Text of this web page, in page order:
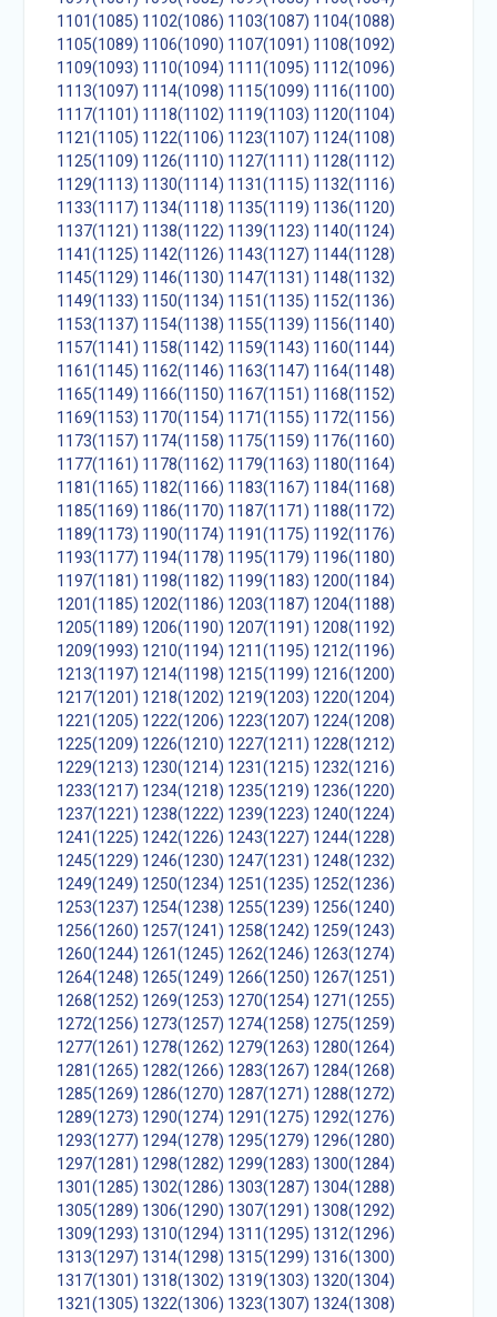
1101(1085) 1102(1086) 1103(1087) 1104(1088)
1105(1089) 1106(1090) 1107(1091) 1108(1092)
1109(1093) 1110(1094) 1111(1095) 1112(1096)
1113(1097) 1114(1098) 1115(1099) 1116(1100)
1117(1101) 1118(1102) 1119(1103) 1120(1104)
1121(1105) 1122(1106) 1123(1107) 1124(1108)
1125(1109) 1126(1110) 1127(1111) 1128(1112)
1129(1113) 1130(1114) 1131(1115) 1132(1116)
1133(1117) 1134(1118) 1135(1119) 1136(1120)
1137(1121) 1138(1122) 1139(1123) 1140(1124)
1141(1125) 1142(1126) 1143(1127) 1144(1128)
1145(1129) 1146(1130) 1147(1131) 1148(1132)
1149(1133) 1150(1134) 1151(1135) 1152(1136)
1153(1137) 1154(1138) 1155(1139) 1156(1140)
1157(1141) 1158(1142) 1159(1143) 1160(1144)
1161(1145) 1162(1146) 1163(1147) 1164(1148)
1165(1149) 1166(1150) 1167(1151) 1168(1152)
1169(1153) 1170(1154) 1171(1155) 1172(1156)
1173(1157) 1174(1158) 1175(1159) 1176(1160)
1177(1161) 1178(1162) 1179(1163) 1180(1164)
1181(1165) 1182(1166) 1183(1167) 1184(1168)
1185(1169) 1186(1170) 1187(1171) 1188(1172)
1189(1173) 1190(1174) 1191(1175) 1192(1176)
1193(1177) 1194(1178) 1195(1179) 1196(1180)
1197(1181) 1198(1182) 1199(1183) 1200(1184)
1201(1185) 1202(1186) 1203(1187) 1204(1188)
1205(1189) 1206(1190) 1207(1191) 1208(1192)
1209(1993) 1210(1194) 1211(1195) 1212(1196)
1213(1197) 1214(1198) 1215(1199) 1216(1200)
1217(1201) 1218(1202) 1219(1203) 1220(1204)
1221(1205) 1222(1206) 1223(1207) 1224(1208)
1225(1209) 1226(1210) 1227(1211) 1228(1212)
1229(1213) 1230(1214) 1231(1215) 1232(1216)
1233(1217) 1234(1218) 1235(1219) 1236(1220)
1237(1221) 1238(1222) 1239(1223) 1240(1224)
1241(1225) 1242(1226) 1243(1227) 1244(1228)
1245(1229) 1246(1230) 1247(1231) 1248(1232)
1249(1249) 1250(1234) 1251(1235) 1252(1236)
1253(1237) 1254(1238) 1255(1239) 1256(1240)
1256(1260) 1257(1241) 1258(1242) 1259(1243)
1260(1244) 1261(1245) 1262(1246) 1263(1274)
1264(1248) 1265(1249) 1266(1250) 1267(1251)
1268(1252) 1269(1253) 1270(1254) 1271(1255)
1272(1256) 1273(1257) 1274(1258) 1275(1259)
1277(1261) 1278(1262) 1279(1263) 1280(1264)
1281(1265) 1282(1266) 1283(1267) 1284(1268)
1285(1269) 1286(1270) 1287(1271) 1288(1272)
1289(1273) 1290(1274) 1291(1275) 1292(1276)
1293(1277) 1294(1278) 1295(1279) 1296(1280)
1297(1281) 1298(1282) 1299(1283) 1300(1284)
1301(1285) 1302(1286) 1303(1287) 1304(1288)
1305(1289) 1306(1290) 1307(1291) 1308(1292)
1309(1293) 1310(1294) 1311(1295) 1312(1296)
1313(1297) 1314(1298) 1315(1299) 1316(1300)
1317(1301) 1318(1302) 1319(1303) 1320(1304)
1321(1305) 1322(1306) 1323(1307) 1324(1308)